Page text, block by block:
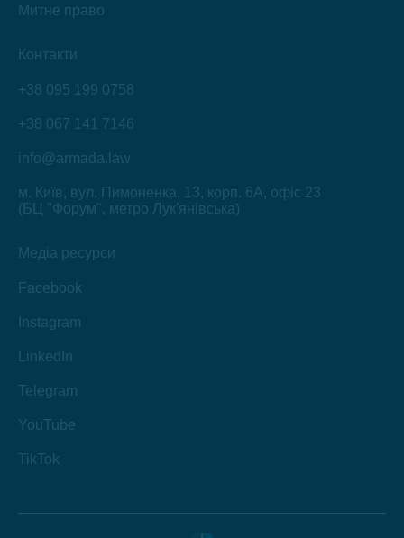
Митне право
Контакти
+38 095 199 0758
+38 067 141 7146
info@armada.law
м. Київ, вул. Пимоненка, 13, корп. 6А, офіс 23
(БЦ "Форум", метро Лук'янівська)
Медіа ресурси
Facebook
Instagram
LinkedIn
Telegram
YouTube
TikTok